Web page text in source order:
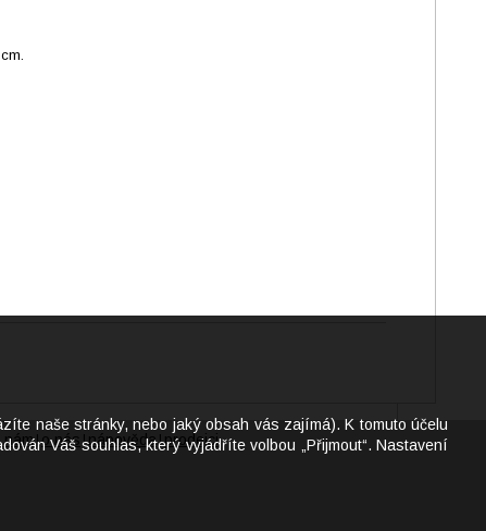
cm.
nám |o nás |nápověda|prodejci
naše stránky, nebo jaký obsah vás zajímá). K tomuto účelu
Váš souhlas, který vyjádříte volbou „Přijmout“. Nastavení